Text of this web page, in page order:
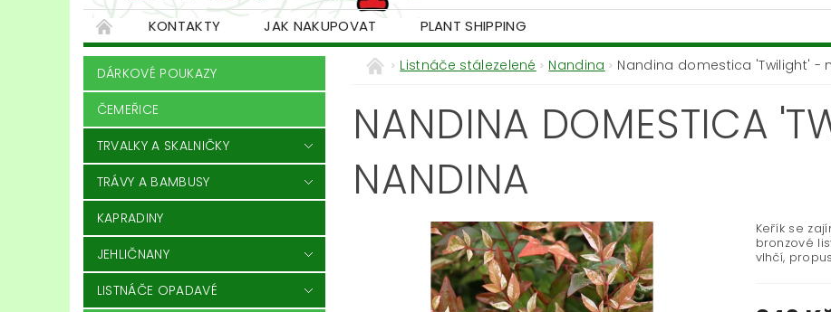
KONTAKTY JAK NAKUPOVAT PLANT SHIPPING
DÁRKOVÉ POUKAZY
ČEMEŘICE
TRVALKY A SKALNIČKY
TRÁVY A BAMBUSY
KAPRADINY
JEHLIČNANY
LISTNÁČE OPADAVÉ
Listnáče stálezelené Nandina Nandina domestica 'Twilight' -
NANDINA DOMESTICA
NANDINA
Keřík se
bronzové
vlhčí,